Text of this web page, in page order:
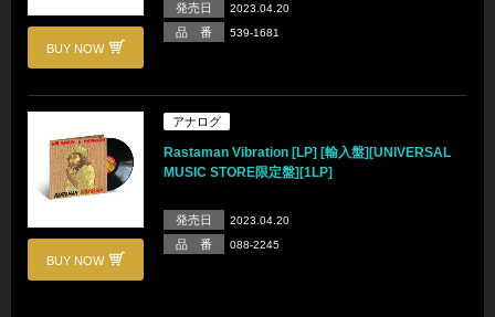
BUY NOW
発売日 2023.04.20
品 番 539-1681
BUY NOW
アナログ
Rastaman Vibration [LP] [輸入盤][UNIVERSAL
MUSIC STORE限定盤][1LP]
発売日 2023.04.20
品 番 088-2245